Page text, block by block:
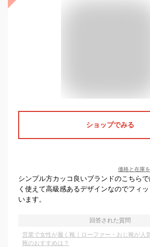
ショップでみる
価格と在庫を
シンプル方カッコ良いブランドのこちら
く使えて高級感あるデザインなのでフィ
います。
回答された質問
営業で女性が履く靴｜ローファー・おじ靴が人
靴のおすすめは？